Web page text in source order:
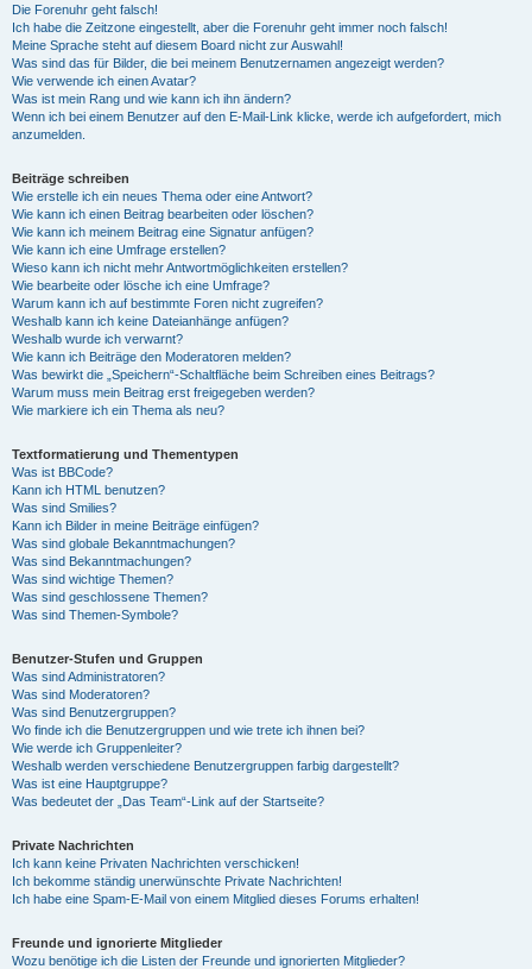
Die Forenuhr geht falsch!
Ich habe die Zeitzone eingestellt, aber die Forenuhr geht immer noch falsch!
Meine Sprache steht auf diesem Board nicht zur Auswahl!
Was sind das für Bilder, die bei meinem Benutzernamen angezeigt werden?
Wie verwende ich einen Avatar?
Was ist mein Rang und wie kann ich ihn ändern?
Wenn ich bei einem Benutzer auf den E-Mail-Link klicke, werde ich aufgefordert, mich
anzumelden.
Beiträge schreiben
Wie erstelle ich ein neues Thema oder eine Antwort?
Wie kann ich einen Beitrag bearbeiten oder löschen?
Wie kann ich meinem Beitrag eine Signatur anfügen?
Wie kann ich eine Umfrage erstellen?
Wieso kann ich nicht mehr Antwortmöglichkeiten erstellen?
Wie bearbeite oder lösche ich eine Umfrage?
Warum kann ich auf bestimmte Foren nicht zugreifen?
Weshalb kann ich keine Dateianhänge anfügen?
Weshalb wurde ich verwarnt?
Wie kann ich Beiträge den Moderatoren melden?
Was bewirkt die „Speichern“-Schaltfläche beim Schreiben eines Beitrags?
Warum muss mein Beitrag erst freigegeben werden?
Wie markiere ich ein Thema als neu?
Textformatierung und Thementypen
Was ist BBCode?
Kann ich HTML benutzen?
Was sind Smilies?
Kann ich Bilder in meine Beiträge einfügen?
Was sind globale Bekanntmachungen?
Was sind Bekanntmachungen?
Was sind wichtige Themen?
Was sind geschlossene Themen?
Was sind Themen-Symbole?
Benutzer-Stufen und Gruppen
Was sind Administratoren?
Was sind Moderatoren?
Was sind Benutzergruppen?
Wo finde ich die Benutzergruppen und wie trete ich ihnen bei?
Wie werde ich Gruppenleiter?
Weshalb werden verschiedene Benutzergruppen farbig dargestellt?
Was ist eine Hauptgruppe?
Was bedeutet der „Das Team“-Link auf der Startseite?
Private Nachrichten
Ich kann keine Privaten Nachrichten verschicken!
Ich bekomme ständig unerwünschte Private Nachrichten!
Ich habe eine Spam-E-Mail von einem Mitglied dieses Forums erhalten!
Freunde und ignorierte Mitglieder
Wozu benötige ich die Listen der Freunde und ignorierten Mitglieder?